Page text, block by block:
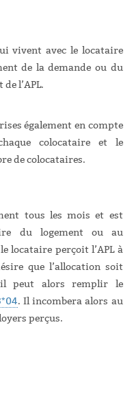
vivent avec le locataire
de la demande ou du
l’APL.
également en compte
colocataire et le
de colocataires.
tous les mois et est
du logement ou au
locataire perçoit l’APL à
que l’allocation soit
il peut alors remplir le
. Il incombera alors au
perçus.